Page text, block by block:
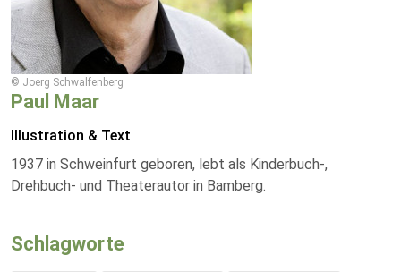
© Joerg Schwalfenberg
Paul Maar
Illustration & Text
1937 in Schweinfurt geboren, lebt als Kinderbuch-,
Drehbuch- und Theaterautor in Bamberg.
Schlagworte